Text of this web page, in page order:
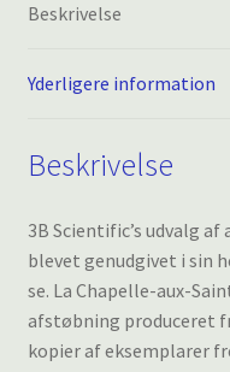
Beskrivelse
Yderligere information
Beskrivelse
3B Scientific’s udvalg
blevet genudgivet i sin
se. La Chapelle-aux-
afstøbning produceret
kopier af eksemplarer